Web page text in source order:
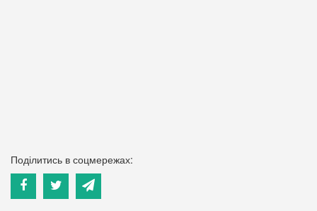
Поділитись в соцмережах: